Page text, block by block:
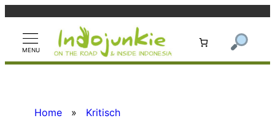
springen
Home » Kritisch